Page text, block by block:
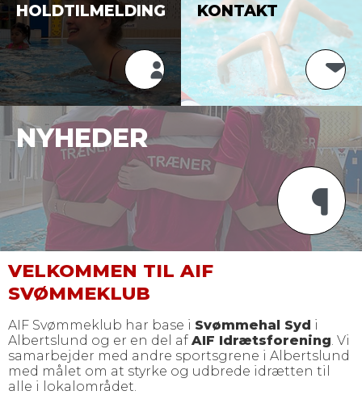
Tilmelding
HOLDTILMELDING KONTAKT
NYHEDER
VELKOMMEN TIL AIF
SVØMMEKLUB
AIF Svømmeklub har base i Svømmehal Syd i
Albertslund og er en del af AIF Idrætsforening. Vi
samarbejder med andre sportsgrene i Albertslund
med målet om at styrke og udbrede idrætten til
alle i lokalområdet.